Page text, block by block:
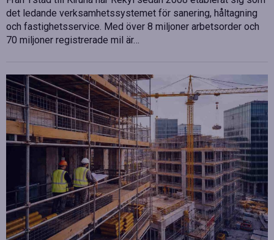
det ledande verksamhetssystemet för sanering, håltagning
och fastighetsservice. Med över 8 miljoner arbetsorder och
70 miljoner registrerade mil är…